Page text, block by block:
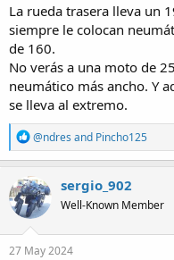
La rueda trasera lleva un
siempre le colocan
de 160.
No verás a una moto de
neumático más ancho. Y
se lleva al extremo.
R
e
a
c
t
i
o
n
s
@ndres and Pincho125
sergio_902
Well-Known Member
27 May 2024